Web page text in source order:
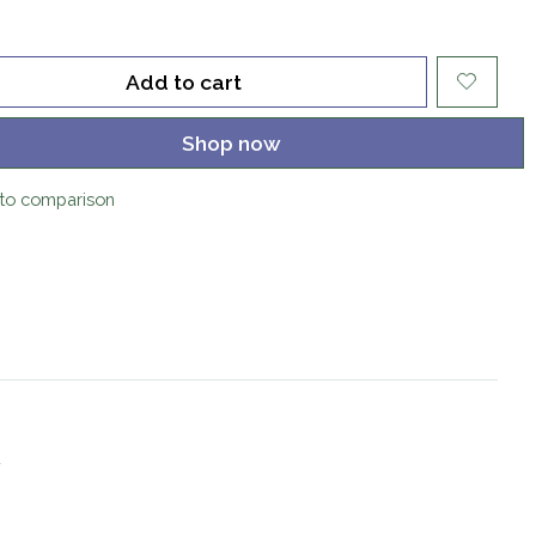
Add to cart
Shop now
comparison